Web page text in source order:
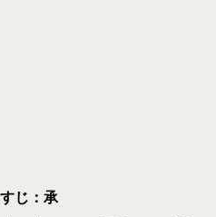
じ：承